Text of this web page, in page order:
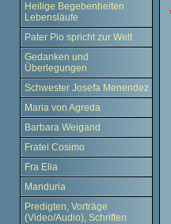
Heilige Begebenheiten
Lebensläufe
Pater Pio spricht zur Welt
Gedanken und
Überlegungen
Schwester Josefa Menendez
Maria von Agreda
Barbara Weigand
Fratel Cosimo
Fra Elia
Manduria
Predigten, Vorträge
(Video/Audio), Schriften